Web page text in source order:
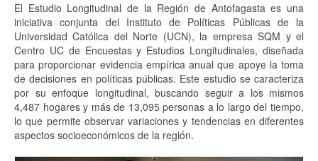
El Estudio Longitudinal de la Región de Antofagasta es una
iniciativa conjunta del Instituto de Políticas Públicas de la
Universidad Católica del Norte (UCN), la empresa SQM y el
Centro UC de Encuestas y Estudios Longitudinales, diseñada
para proporcionar evidencia empírica anual que apoye la toma
de decisiones en políticas públicas. Este estudio se caracteriza
por su enfoque longitudinal, buscando seguir a los mismos
4,487 hogares y más de 13,095 personas a lo largo del tiempo,
lo que permite observar variaciones y tendencias en diferentes
aspectos socioeconómicos de la región.